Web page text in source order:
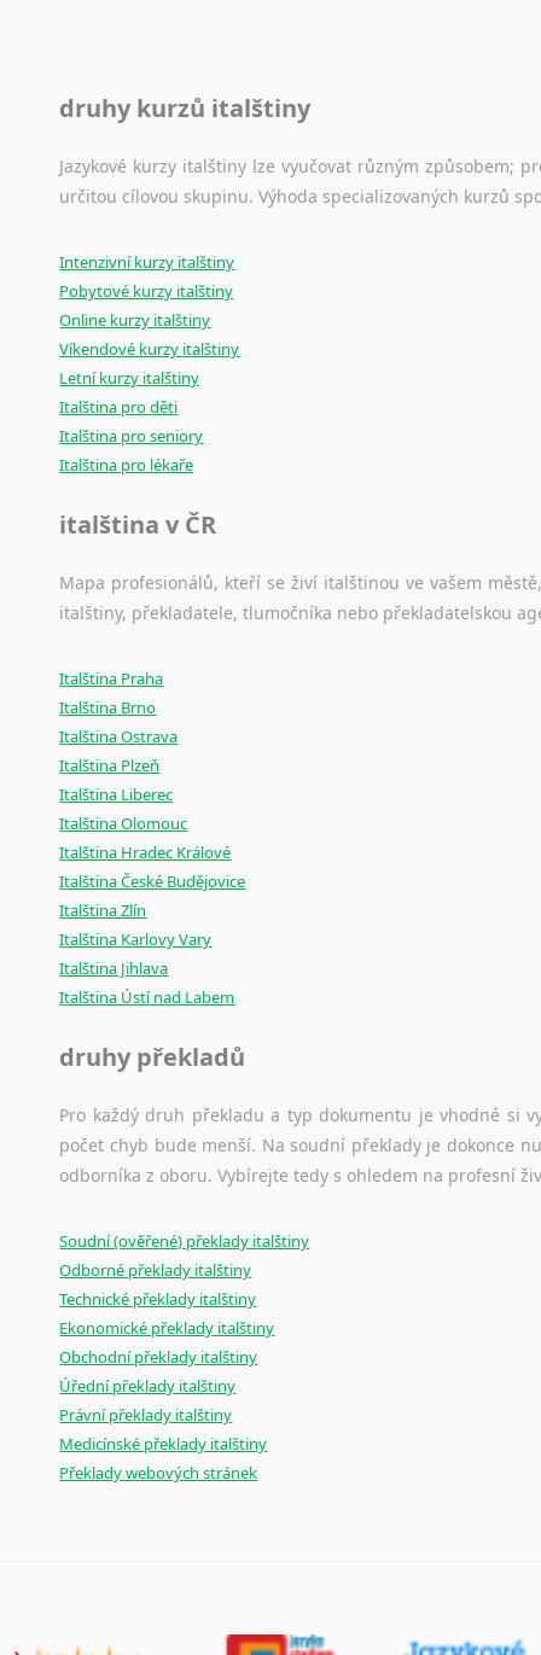
druhy kurzů italštiny
Jazykové kurzy italštiny lze vyučovat různým způsobem;
určitou cílovou skupinu. Výhoda specializovaných kurzů
Intenzivní kurzy italštiny
Pobytové kurzy italštiny
Online kurzy italštiny
Víkendové kurzy italštiny
Letní kurzy italštiny
Italština pro děti
Italština pro seniory
Italština pro lékaře
italština v ČR
Mapa profesionálů, kteří se živí italštinou ve vašem
italštiny, překladatele, tlumočníka nebo překladatelskou
Italština Praha
Italština Brno
Italština Ostrava
Italština Plzeň
Italština Liberec
Italština Olomouc
Italština Hradec Králové
Italština České Budějovice
Italština Zlín
Italština Karlovy Vary
Italština Jihlava
Italština Ústí nad Labem
druhy překladů
Pro každý druh překladu a typ dokumentu je vhodné si
počet chyb bude menší. Na soudní překlady je dokonce
odborníka z oboru. Vybírejte tedy s ohledem na profesní
Soudní (ověřené) překlady italštiny
Odborné překlady italštiny
Technické překlady italštiny
Ekonomické překlady italštiny
Obchodní překlady italštiny
Úřední překlady italštiny
Právní překlady italštiny
Medicínské překlady italštiny
Překlady webových stránek